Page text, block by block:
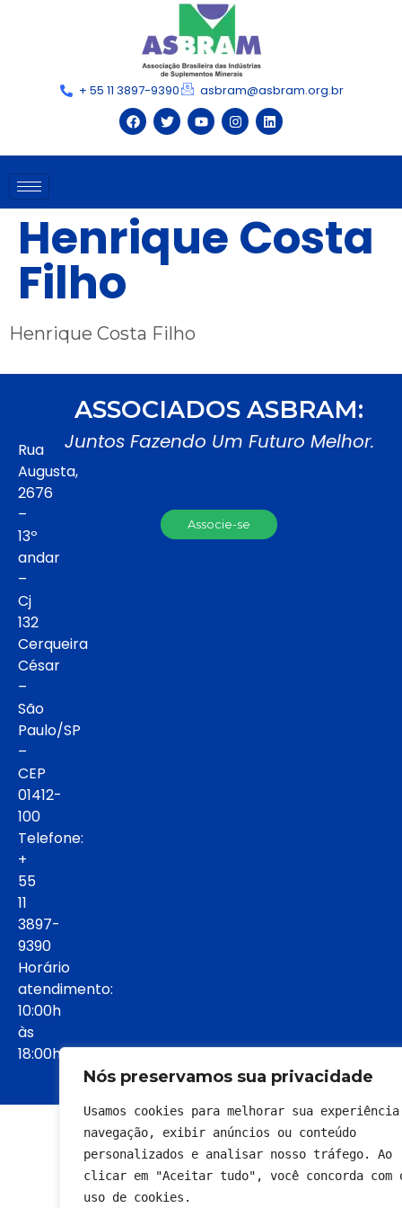
Nós preservamos sua privacidade
Usamos cookies para melhorar sua
navegação, exibir anúncios ou conteúdo
personalizados e analisar nosso tráfego. Ao
clicar em "Aceitar tudo", você concorda com
uso de cookies.
+ 55 11 3897-9390 asbram@asbram.org.br
Henrique Costa
Filho
Henrique Costa Filho
Rua
Augusta,
2676
–
13º
andar
–
Cj
132
Cerqueira
César
–
São
Paulo/SP
–
CEP
01412-
100
Telefone:
+
55
11
3897-
9390
Horário
atendimento:
10:00h
às
18:00h:
ASSOCIADOS ASBRAM:
Juntos Fazendo Um Futuro Melhor.
Associe-se
© 2022 - Todos os direitos reservados